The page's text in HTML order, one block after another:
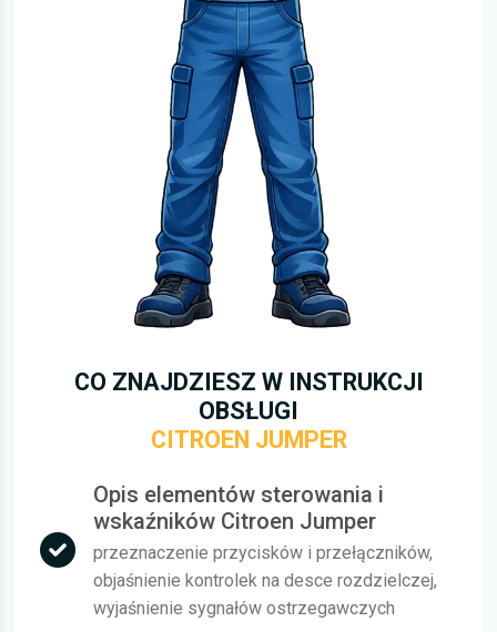
CO ZNAJDZIESZ W INSTRUKCJI
OBSŁUGI
CITROEN JUMPER
Opis elementów sterowania i
wskaźników Citroen Jumper
przeznaczenie przycisków i przełączników,
objaśnienie kontrolek na desce rozdzielczej,
wyjaśnienie sygnałów ostrzegawczych